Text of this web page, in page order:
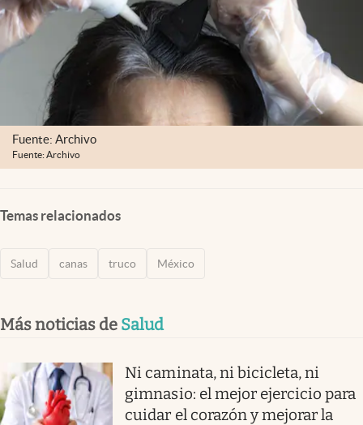
México
Fuente: Archivo
Fuente: Archivo
Temas relacionados
Salud canas truco México
Más noticias de Salud
Ni caminata, ni bicicleta, ni
gimnasio: el mejor ejercicio para
cuidar el corazón y mejorar la